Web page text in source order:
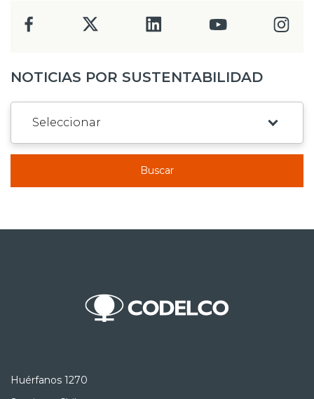
NOTICIAS POR SUSTENTABILIDAD
Buscar
Huérfanos 1270